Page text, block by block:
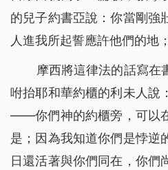
的兒子約書亞說：你當剛強
人進我所起誓應許他們的地
摩西將這律法的話寫在
咐抬耶和華約櫃的利未人說
——你們神的約櫃旁，可以
是；因為我知道你們是悖逆
日還活著與你們同在，你們